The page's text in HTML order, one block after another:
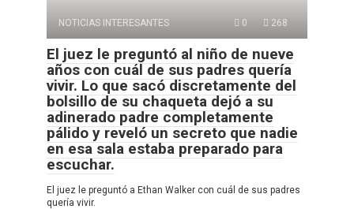
NOTICIAS INTERESANTES 0 268
El juez le preguntó al niño de nueve
años con cuál de sus padres quería
vivir. Lo que sacó discretamente del
bolsillo de su chaqueta dejó a su
adinerado padre completamente
pálido y reveló un secreto que nadie
en esa sala estaba preparado para
escuchar.
El juez le preguntó a Ethan Walker con cuál de sus padres
quería vivir.